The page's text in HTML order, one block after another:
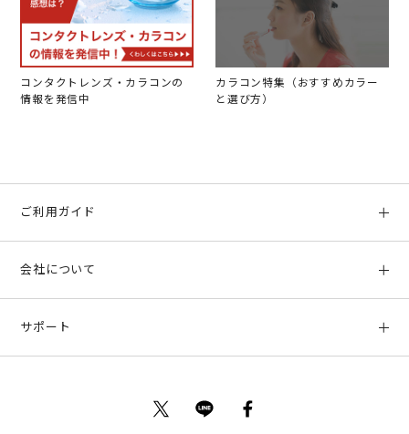
コンタクトレンズ・カラコンの
情報を発信中
カラコン特集（おすすめカラー
と選び方）
ご利用ガイド
お支払い方法、配送について
返品について
会社について
サポート